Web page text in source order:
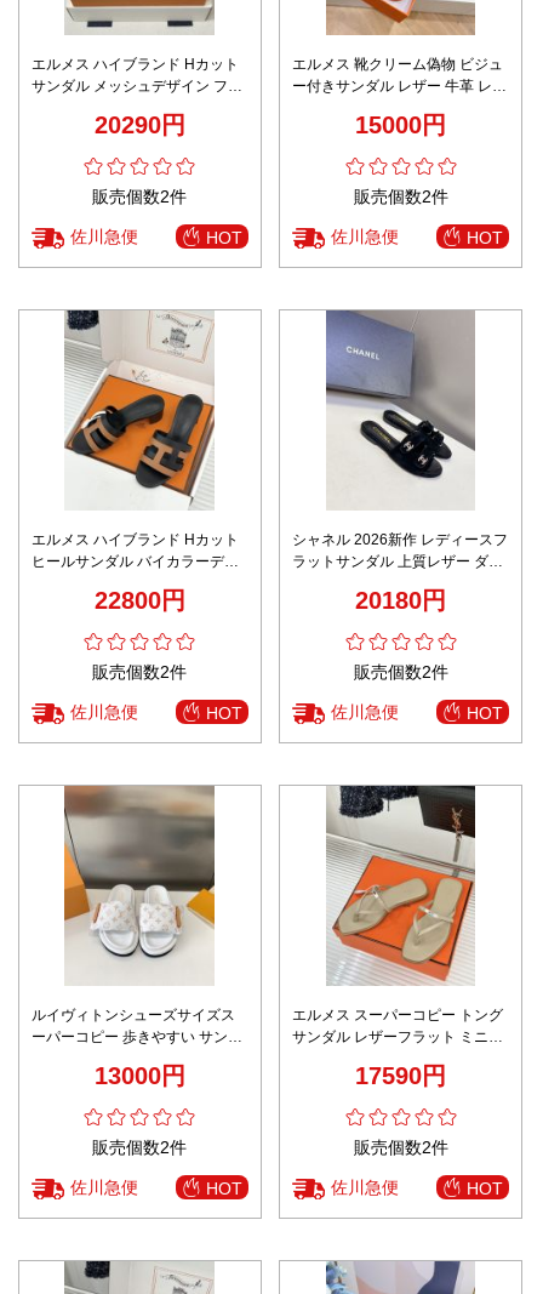
エルメス ハイブランド Hカット
サンダル メッシュデザイン フラ
20290円
販売個数2件
佐川急便 HOT
エルメス 靴クリーム偽物 ビジュ
ー付きサンダル レザー 牛革 レデ
ション レッド15000円
販売個数2件
佐川急便 HOT
エルメス ハイブランド Hカット
ヒールサンダル バイカラーデザ
22800円
販売個数2件
佐川急便 HOT
シャネル 2026新作 レディースフ
ラットサンダル 上質レザー ダブ
カジュアル高級感 激安 ブランド
20180円
販売個数2件
佐川急便 HOT
ルイヴィトンシューズサイズス
ーパーコピー 歩きやすい サンダ
13000円
販売個数2件
佐川急便 HOT
エルメス スーパーコピー トング
サンダル レザーフラット ミニマ
17590円
販売個数2件
佐川急便 HOT